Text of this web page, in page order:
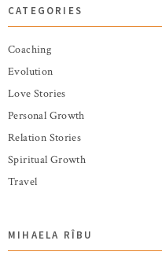
CATEGORIES
Coaching
Evolution
Love Stories
Personal Growth
Relation Stories
Spiritual Growth
Travel
MIHAELA RÎBU